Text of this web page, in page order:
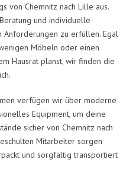
von Chemnitz nach Lille aus.
und individuelle
Anforderungen zu erfüllen. Egal
Möbeln oder einen
Hausrat planst, wir finden die
verfügen wir über moderne
Equipment, um deine
sicher von Chemnitz nach
Mitarbeiter sorgen
und sorgfältig transportiert